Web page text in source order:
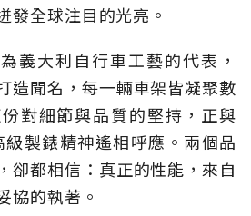
發全球注目的光亮。
義大利自行車工藝的代表，
造聞名，每一輛車架皆凝聚數
對細節與品質的堅持，正與
級製錶精神遙相呼應。兩個品
卻都相信：真正的性能，來自
協的執著。